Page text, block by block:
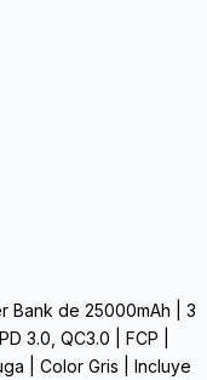
Bank de 25000mAh | 3
3.0, QC3.0 | FCP |
| Color Gris | Incluye